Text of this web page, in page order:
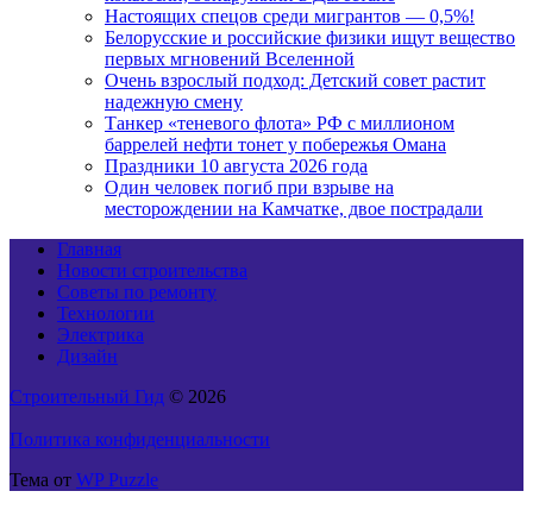
Настоящих спецов среди мигрантов — 0,5%!
Белорусские и российские физики ищут вещество
первых мгновений Вселенной
Очень взрослый подход: Детский совет растит
надежную смену
Танкер «теневого флота» РФ с миллионом
баррелей нефти тонет у побережья Омана
Праздники 10 августа 2026 года
Один человек погиб при взрыве на
месторождении на Камчатке, двое пострадали
Главная
Новости строительства
Советы по ремонту
Технологии
Электрика
Дизайн
Строительный Гид © 2026
Политика конфиденциальности
Тема от WP Puzzle